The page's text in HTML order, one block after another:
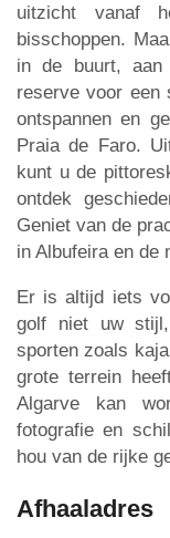
uitzicht vanaf
bisschoppen.
in de buurt, aan
reserve voor een
ontspannen en
Praia de Faro.
kunt u de
ontdek
Geniet van de
in Albufeira en de
Er is altijd iets
golf niet uw
sporten zoals
grote terrein
Algarve kan
fotografie en
hou van de rijke
Afhaaladres